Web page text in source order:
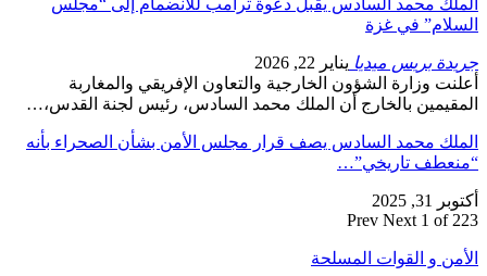
السلام” في غزة
جريدة بريس ميديا يناير 22, 2026
أعلنت وزارة الشؤون الخارجية والتعاون الإفريقي والمغاربة
المقيمين بالخارج أن الملك محمد السادس، رئيس لجنة القدس،…
الملك محمد السادس يصف قرار مجلس الأمن بشأن الصحراء بأنه
“منعطف تاريخي”…
أكتوبر 31, 2025
Prev Next 1 of 223
الأمن و القوات المسلحة